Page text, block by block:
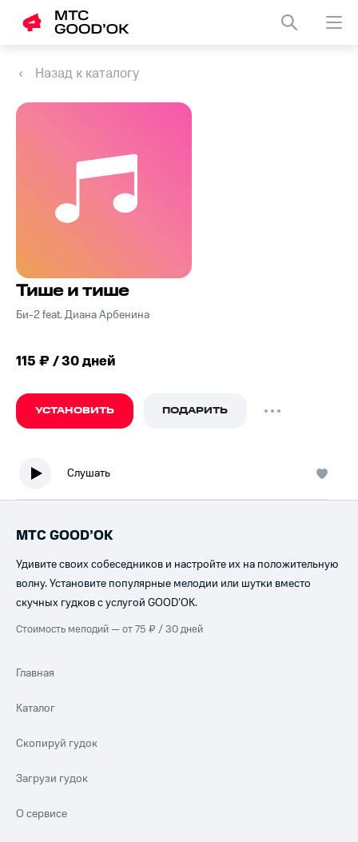
Назад к каталогу
Тише и тише
Би-2 feat. Диана Арбенина
115 ₽ / 30 дней
УСТАНОВИТЬ ПОДАРИТЬ
Слушать
МТС GOOD’OK
Удивите своих собеседников и настройте их на положительную
волну. Установите популярные мелодии или шутки вместо
скучных гудков с услугой GOOD’OK.
Стоимость мелодий — от 75 ₽ / 30 дней
Главная
Каталог
Скопируй гудок
Загрузи гудок
О сервисе